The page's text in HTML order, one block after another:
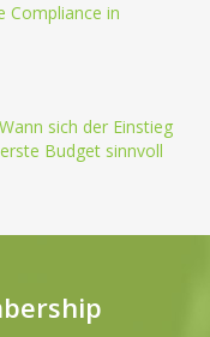
Compliance in
sich der Einstieg
Budget sinnvoll